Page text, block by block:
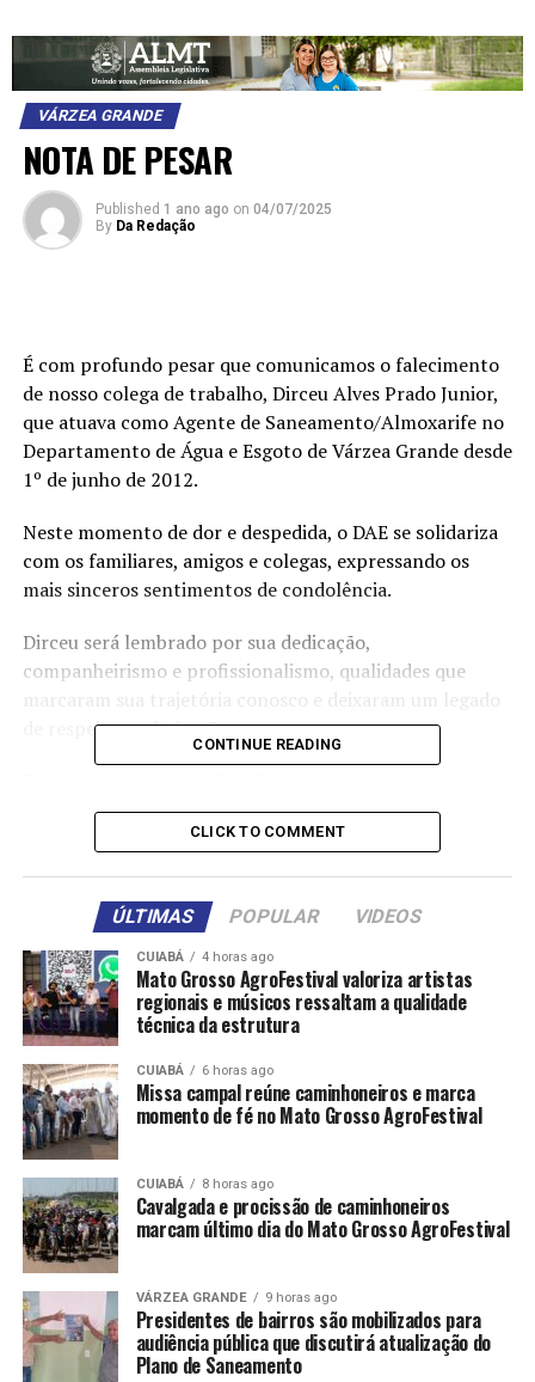
VÁRZEA GRANDE
NOTA DE PESAR
Published 1 ano ago on 04/07/2025
By Da Redação
É com profundo pesar que comunicamos o falecimento
de nosso colega de trabalho, Dirceu Alves Prado Junior,
que atuava como Agente de Saneamento/Almoxarife no
Departamento de Água e Esgoto de Várzea Grande desde
1º de junho de 2012.
Neste momento de dor e despedida, o DAE se solidariza
com os familiares, amigos e colegas, expressando os
mais sinceros sentimentos de condolência.
Dirceu será lembrado por sua dedicação,
companheirismo e profissionalismo, qualidades que
marcaram sua trajetória conosco e deixaram um legado
de respeito e admiração.
Fonte:Prefeitura de Várzea Grande – MT
Comentários
CONTINUE READING
CLICK TO COMMENT
ÚLTIMAS POPULAR VIDEOS
CUIABÁ 4 horas ago
Mato Grosso AgroFestival valoriza artistas
regionais e músicos ressaltam a qualidade
técnica da estrutura
CUIABÁ 6 horas ago
Missa campal reúne caminhoneiros e marca
momento de fé no Mato Grosso AgroFestival
CUIABÁ 8 horas ago
Cavalgada e procissão de caminhoneiros
marcam último dia do Mato Grosso AgroFestival
VÁRZEA GRANDE 9 horas ago
Presidentes de bairros são mobilizados para
audiência pública que discutirá atualização do
Plano de Saneamento